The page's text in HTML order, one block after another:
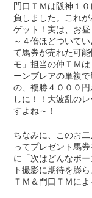
門口ＴＭは阪神１
負しました。これ
ゲット！実は、お
～４倍ほどついて
て馬券が売れた可
モ」担当の仲ＴＭ
ーンブレアの単複
の、複勝４０００
しに！！大波乱の
すよね～！
ちなみに、このお
ってプレゼント馬
に「次はどんなポ
ト撮影に期待を膨
ＴＭ＆門口ＴＭに